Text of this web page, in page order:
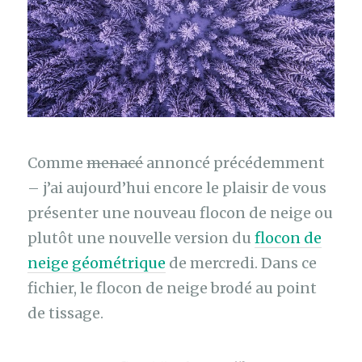
Commemenacéannoncé précédemment
– j’ai aujourd’hui encore le plaisir de vous
présenter une nouveau flocon de neige ou
plutôt une nouvelle version duflocon de
neige géométrique de mercredi. Dans ce
fichier, le flocon de neige brodé au point
de tissage.